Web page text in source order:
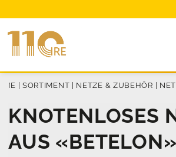
| SORTIMENT | NETZE & ZUBEHÖR |
KNOTENLOSES
AUS